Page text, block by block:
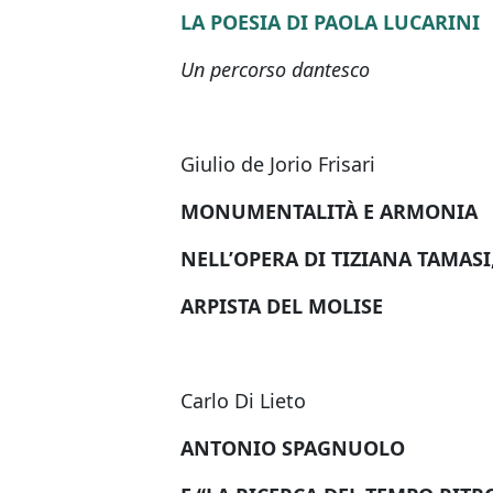
LA POESIA DI PAOLA LUCARINI
Un percorso dantesco
Giulio de Jorio Frisari
MONUMENTALITÀ E ARMONIA
NELL’OPERA DI TIZIANA
ARPISTA DEL MOLISE
Carlo Di Lieto
ANTONIO SPAGNUOLO